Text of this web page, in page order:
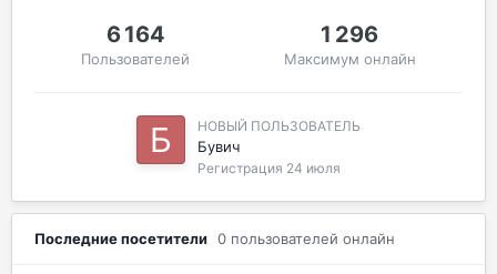
6 164
Пользователей
1 296
Максимум онлайн
НОВЫЙ ПОЛЬЗОВАТЕЛЬ
Бувич
Регистрация 24 июля
Последние посетители 0 пользователей онлайн